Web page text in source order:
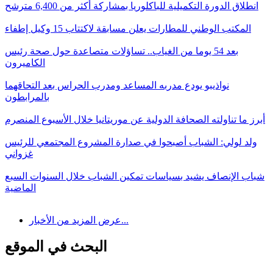
انطلاق الدورة التكميلية للباكلوريا بمشاركة أكثر من 6,400 مترشح
المكتب الوطني للمطارات يعلن مسابقة لاكتتاب 15 وكيل إطفاء
بعد 54 يوما من الغياب.. تساؤلات متصاعدة حول صحة رئيس
الكاميرون
نواذيبو يودع مدربه المساعد ومدرب الحراس بعد التحاقهما
بالمرابطون
أبرز ما تناولته الصحافة الدولية عن موريتانيا خلال الأسبوع المنصرم
ولد لولي: الشباب أصبحوا في صدارة المشروع المجتمعي للرئيس
غزواني
شباب الإنصاف يشيد بسياسات تمكين الشباب خلال السنوات السبع
الماضية
عرض المزيد من الأخبار...
البحث في الموقع